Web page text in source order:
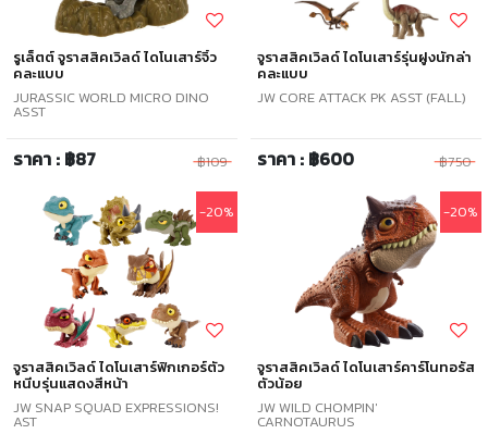
รูเล็ตต์ จูราสสิคเวิลด์ ไดโนเสาร์จิ๋ว
คละแบบ
JURASSIC WORLD MICRO DINO
ASST
ราคา : ฿87 ฿109
จูราสสิคเวิลด์ ไดโนเสาร์รุ่นฝูงนักล่า
คละแบบ
JW CORE ATTACK PK ASST (FALL)
ราคา : ฿600 ฿750
-20%
จูราสสิคเวิลด์ ไดโนเสาร์ฟิกเกอร์ตัว
หนีบรุ่นแสดงสีหน้า
JW SNAP SQUAD EXPRESSIONS!
AST
-20%
จูราสสิคเวิลด์ ไดโนเสาร์คาร์โนทอรัส
ตัวน้อย
JW WILD CHOMPIN'
CARNOTAURUS